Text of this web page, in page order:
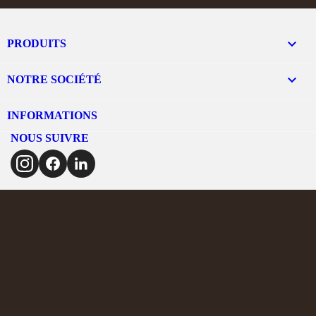
PRODUITS 
NOTRE SOCIÉTÉ 
INFORMATIONS
NOUS SUIVRE